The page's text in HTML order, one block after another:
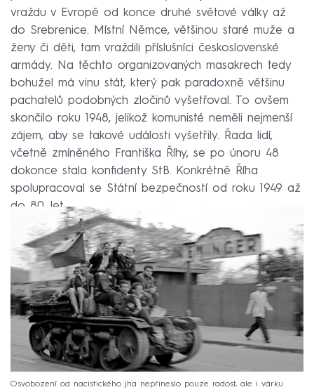
vraždu v Evropě od konce druhé světové války až
do Srebrenice. Místní Němce, většinou staré muže a
ženy či děti, tam vraždili příslušníci československé
armády. Na těchto organizovaných masakrech tedy
bohužel má vinu stát, který pak paradoxně většinu
pachatelů podobných zločinů vyšetřoval. To ovšem
skončilo roku 1948, jelikož komunisté neměli nejmenší
zájem, aby se takové události vyšetřily. Řada lidí,
včetně zmíněného Františka Říhy, se po únoru 48
dokonce stala konfidenty StB. Konkrétně Říha
spolupracoval se Státní bezpečností od roku 1949 až
do 80. let.
Osvobození od nacistického jha nepřineslo pouze radost, ale i várku